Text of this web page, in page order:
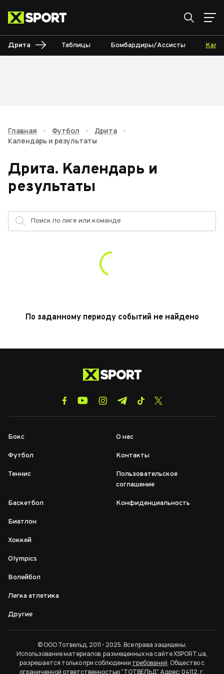
Дрита Таблицы Бомбардиры/Ассисты
Главная • Футбол • Дрита
•
Календарь и результаты
Дрита. Календарь и
результаты
По заданному периоду событий не найдено
Бокс
Футбол
Теннис
Баскетбол
Биатлон
Хоккей
Olympics
Волейбол
Легка атлетика
Другие
О нас
Контакты
Пользовательское
соглашение
Конфиденциальность
© ООО Тотвельд, 2011 - 2025. Все права защищены.
Использование материалов, размещенных на сайте XSPORT.ua,
разрешается только при соблюдении требований. Общество с
ограниченной ответственностью "ТОТВЕЛЬД". Адрес: 04112, г.